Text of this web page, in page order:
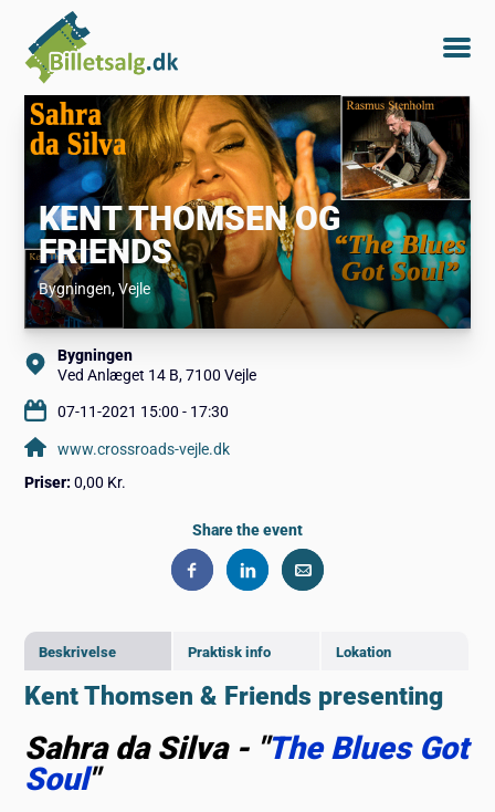
KENT THOMSEN OG
FRIENDS
Bygningen, Vejle
Beskrivelse Praktisk info Lokation
Kent Thomsen & Friends presenting
Sahra da Silva - "The Blues Got
Soul"
Bygningen
Ved Anlæget 14 B, 7100 Vejle
07-11-2021 15:00 - 17:30
www.crossroads-vejle.dk
Priser: 0,00 Kr.
Share the event